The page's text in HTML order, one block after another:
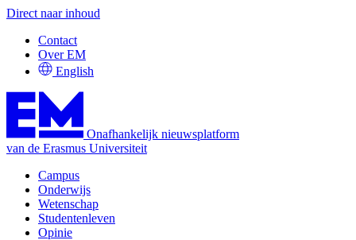
Direct naar inhoud
Contact
Over EM
English
Onafhankelijk nieuwsplatform
van de Erasmus Universiteit
Campus
Onderwijs
Wetenschap
Studentenleven
Opinie